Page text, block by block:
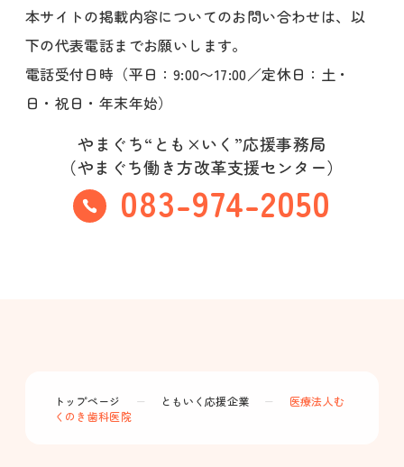
本サイトの掲載内容についてのお問い合わせは、以
下の代表電話までお願いします。
電話受付日時（平日：9:00〜17:00／定休日：土・
日・祝日・年末年始）
やまぐち“とも×いく”応援事務局
（やまぐち働き方改革支援センター）
083-974-2050
トップページ ー ともいく応援企業 ー
医療法人む
くのき歯科医院